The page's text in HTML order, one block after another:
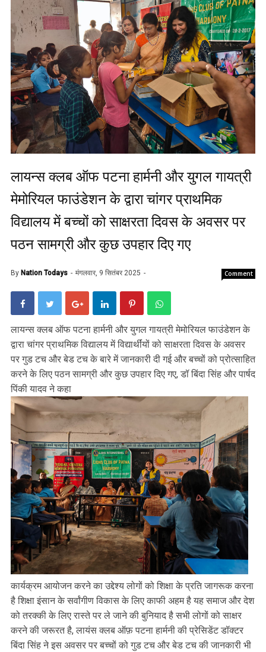
लायन्स क्लब ऑफ पटना हार्मनी और युगल गायत्री
मेमोरियल फाउंडेशन के द्वारा चांगर प्राथमिक
विद्यालय में बच्चों को साक्षरता दिवस के अवसर पर
पठन सामग्री और कुछ उपहार दिए गए
By Nation Todays मंगलवार, 9 सितंबर 2025 Comment
लायन्स क्लब ऑफ पटना हार्मनी और युगल गायत्री मेमोरियल फाउंडेशन के
द्वारा चांगर प्राथमिक विद्यालय में विद्यार्थींयों को साक्षरता दिवस के अवसर
पर गुड टच और बेड टच के बारे में जानकारी दी गई और बच्चों को प्रोत्साहित
करने के लिए पठन सामग्री और कुछ उपहार दिए गए, डॉ बिंदा सिंह और पार्षद
पिंकी यादव ने कहा
कार्यक्रम आयोजन करने का उद्देश्य लोगों को शिक्षा के प्रति जागरूक करना
है शिक्षा इंसान के सर्वांगीण विकास के लिए काफी अहम है यह समाज और देश
को तरक्की के लिए रास्ते पर ले जाने की बुनियाद है सभी लोगों को साक्षर
करने की जरूरत है, लायंस क्लब ऑफ़ पटना हार्मनी की प्रेसिडेंट डॉक्टर
बिंदा सिंह ने इस अवसर पर बच्चों को गुड टच और बेड टच की जानकारी भी